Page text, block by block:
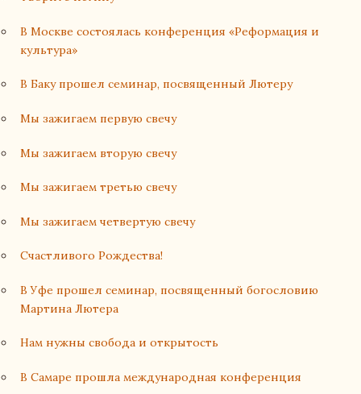
В Москве состоялась конференция «Реформация и
культура»
В Баку прошел семинар, посвященный Лютеру
Мы зажигаем первую свечу
Мы зажигаем вторую свечу
Мы зажигаем третью свечу
Мы зажигаем четвертую свечу
Счастливого Рождества!
В Уфе прошел семинар, посвященный богословию
Мартина Лютера
Нам нужны свобода и открытость
В Самаре прошла международная конференция